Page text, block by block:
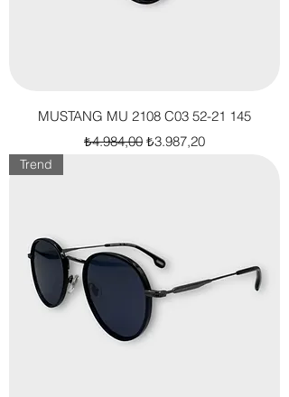
MUSTANG MU 2108 C03 52-21 145
Normal Fiyat
₺4.984,00 İndirimli Fiyat
₺3.987,20
Trend